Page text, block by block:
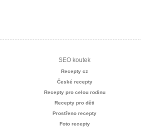
SEO koutek
Recepty cz
České recepty
Recepty pro celou rodinu
Recepty pro děti
Prostřeno recepty
Foto recepty